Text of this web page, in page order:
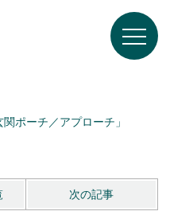
ポーチ／アプローチ」
次の記事